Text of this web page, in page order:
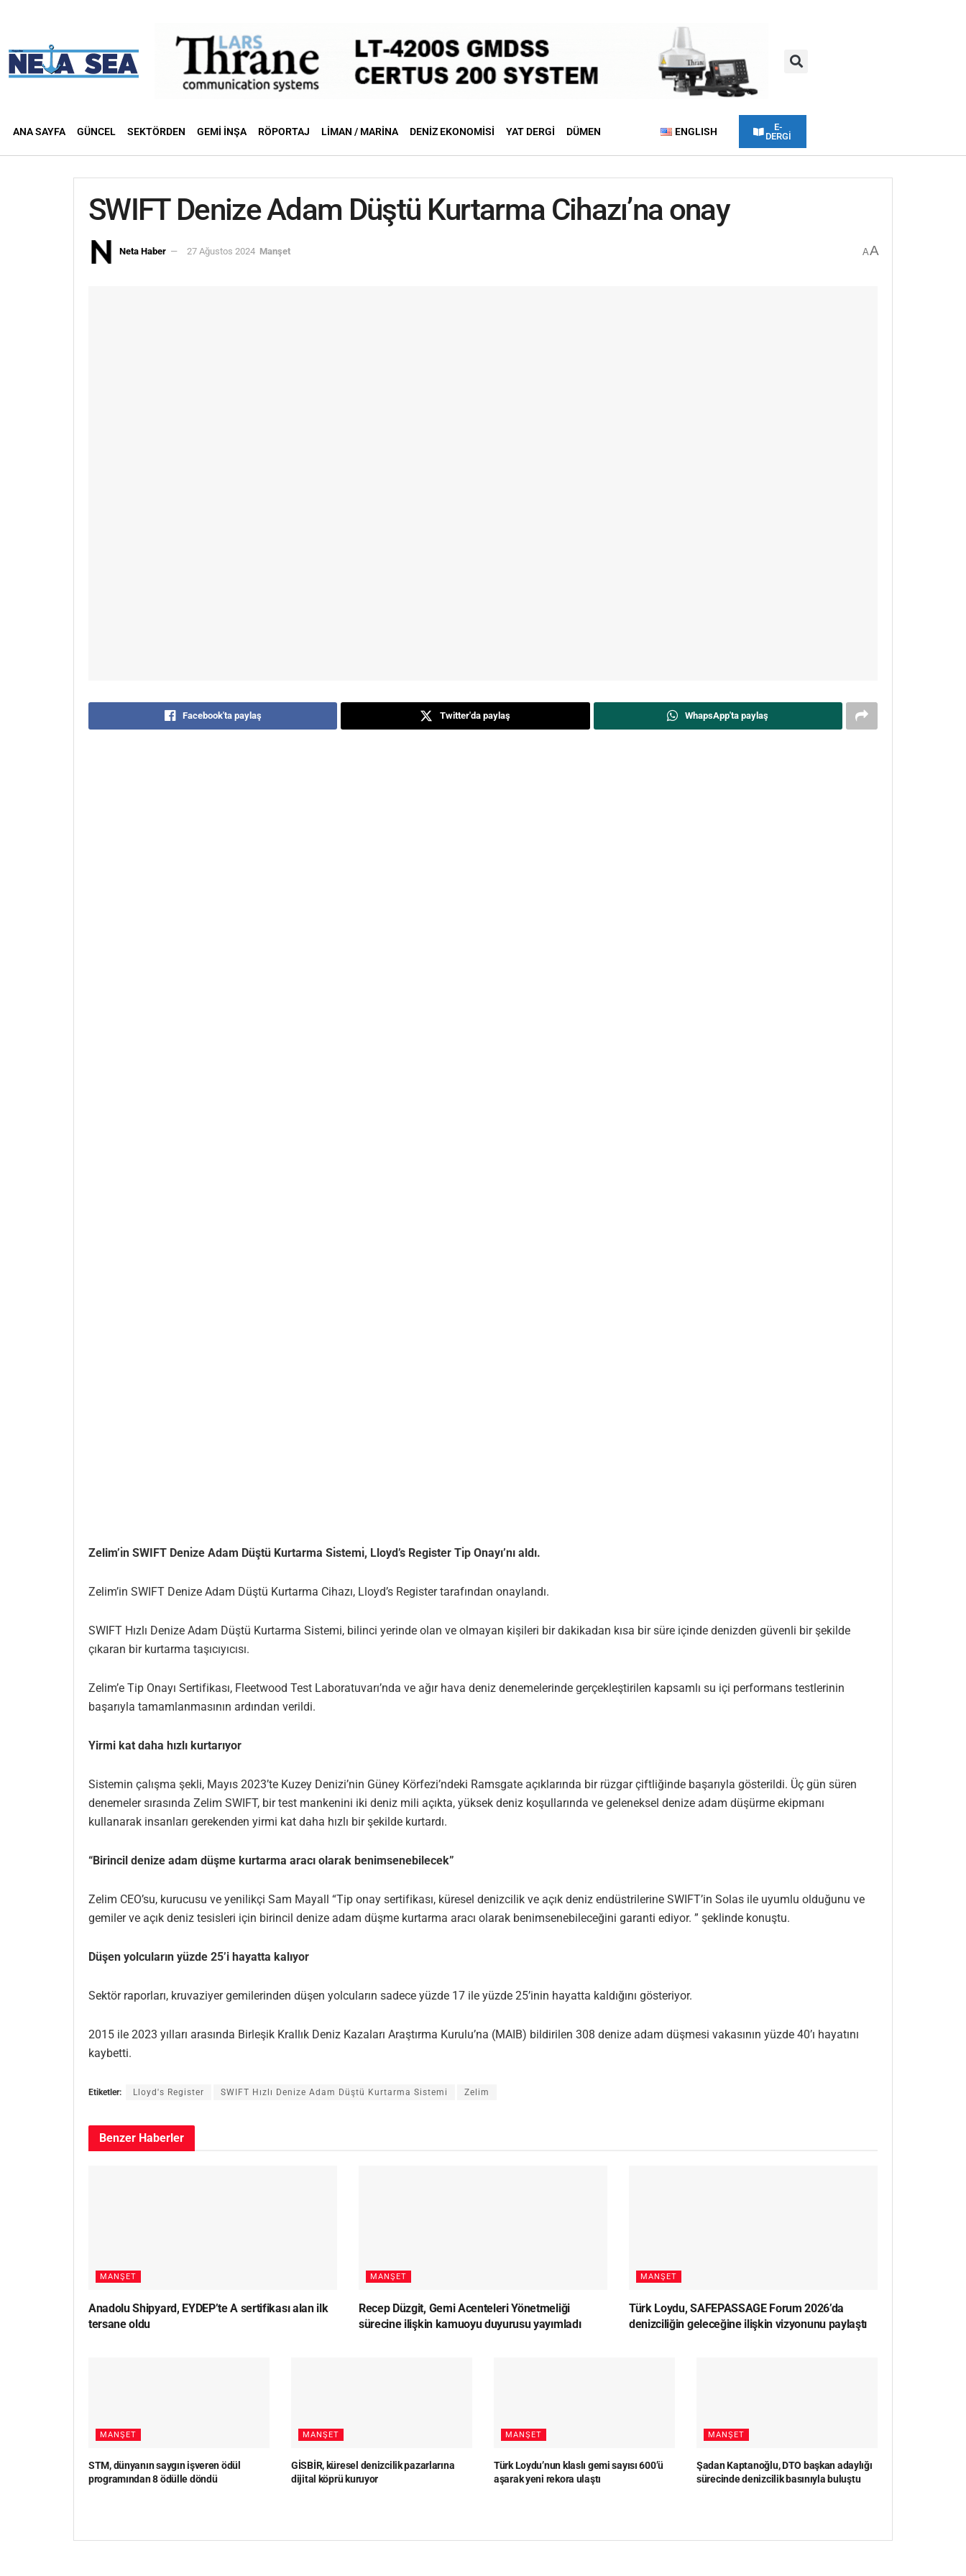
ANA SAYFA GÜNCEL SEKTÖRDEN GEMI İNŞA RÖPORTAJ LIMAN / MARINA DENIZ EKONOMISI YAT DERGI DÜMEN ENGLISH
E-
DERGİ
SWIFT Denize Adam Düştü Kurtarma Cihazı’na onay
Neta Haber 27 Ağustos 2024 Manşet AA
Facebook'ta paylaş Twitter'da paylaş WhapsApp'ta paylaş
Zelim’ı̇n SWIFT Denı̇ze Adam Düştü Kurtarma Sı̇stemı̇, Lloyd’s Register Tı̇p Onayı’nı aldı.
Zelim’in SWIFT Denize Adam Düştü Kurtarma Cihazı, Lloyd’s Register tarafından onaylandı.
SWIFT Hızlı Denize Adam Düştü Kurtarma Sistemi, bilinci yerinde olan ve olmayan kişileri bir dakikadan kısa bir süre içinde denizden güvenli bir şekilde
çıkaran bir kurtarma taşıcıyıcısı.
Zelim’e Tip Onayı Sertifikası, Fleetwood Test Laboratuvarı’nda ve ağır hava deniz denemelerinde gerçekleştirilen kapsamlı su içi performans testlerinin
başarıyla tamamlanmasının ardından verildi.
Yirmi kat daha hızlı kurtarıyor
Sistemin çalışma şekli, Mayıs 2023’te Kuzey Denizi’nin Güney Körfezi’ndeki Ramsgate açıklarında bir rüzgar çiftliğinde başarıyla gösterildi. Üç gün süren
denemeler sırasında Zelim SWIFT, bir test mankenini iki deniz mili açıkta, yüksek deniz koşullarında ve geleneksel denize adam düşürme ekipmanı
kullanarak insanları gerekenden yirmi kat daha hızlı bir şekilde kurtardı.
“Birincil denize adam düşme kurtarma aracı olarak benimsenebilecek”
Zelim CEO’su, kurucusu ve yenilikçi Sam Mayall “Tip onay sertifikası, küresel denizcilik ve açık deniz endüstrilerine SWIFT’in Solas ile uyumlu olduğunu ve
gemiler ve açık deniz tesisleri için birincil denize adam düşme kurtarma aracı olarak benimsenebileceğini garanti ediyor. ” şeklinde konuştu.
Düşen yolcuların yüzde 25’i hayatta kalıyor
Sektör raporları, kruvaziyer gemilerinden düşen yolcuların sadece yüzde 17 ile yüzde 25’inin hayatta kaldığını gösteriyor.
2015 ile 2023 yılları arasında Birleşik Krallık Deniz Kazaları Araştırma Kurulu’na (MAIB) bildirilen 308 denize adam düşmesi vakasının yüzde 40’ı hayatını
kaybetti.
Etiketler: Lloyd's Register SWIFT Hızlı Denize Adam Düştü Kurtarma Sistemi Zelim
Benzer Haberler
MANŞET
Anadolu Shipyard, EYDEP’te A sertifikası alan ilk
tersane oldu
MANŞET
Recep Düzgit, Gemi Acenteleri Yönetmeliği
sürecine ilişkin kamuoyu duyurusu yayımladı
MANŞET
Türk Loydu, SAFEPASSAGE Forum 2026’da
denizciliğin geleceğine ilişkin vizyonunu paylaştı
MANŞET
STM, dünyanın saygın işveren ödül
programından 8 ödülle döndü
MANŞET
GİSBİR, küresel denizcilik pazarlarına
dijital köprü kuruyor
MANŞET
Türk Loydu’nun klaslı gemi sayısı 600’ü
aşarak yeni rekora ulaştı
MANŞET
Şadan Kaptanoğlu, DTO başkan adaylığı
sürecinde denizcilik basınıyla buluştu